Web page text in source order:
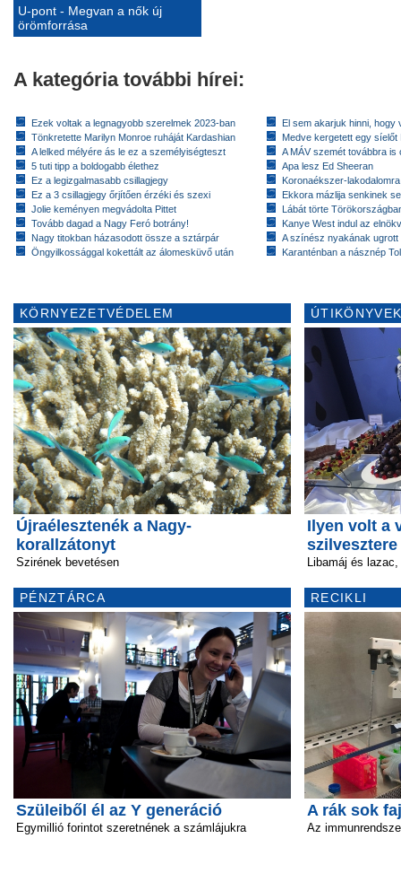
U-pont - Megvan a nők új
örömforrása
A kategória további hírei:
Ezek voltak a legnagyobb szerelmek 2023-ban
Tönkretette Marilyn Monroe ruháját Kardashian
A lelked mélyére ás le ez a személyiségteszt
5 tuti tipp a boldogabb élethez
Ez a legizgalmasabb csillagjegy
Ez a 3 csillagjegy őrjítően érzéki és szexi
Jolie keményen megvádolta Pittet
Tovább dagad a Nagy Feró botrány!
Nagy titokban házasodott össze a sztárpár
Öngyilkossággal kokettált az álomesküvő után
El sem akarjuk hinni, hogy
Medve kergetett egy síelőt
A MÁV szemét továbbra is
Apa lesz Ed Sheeran
Koronaékszer-
Ekkora mázlija senkinek
Lábát törte
Kanye West indul az
A színész nyakának
Karanténban a násznép
KÖRNYEZETVÉDELEM
Újraélesztenék a Nagy-
korallzátonyt
Szirének bevetésen
PÉNZTÁRCA
Szüleiből él az Y generáció
Egymillió forintot szeretnének a számlájukra
Ilyen volt a
szilvesztere
Libamáj és
RECIKLI
A rák sok
Az